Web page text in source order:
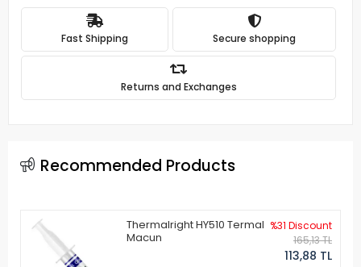
Fast Shipping Secure shopping
Returns and Exchanges
Recommended Products
Thermalright HY510 Termal
Macun
%31 Discount
165,13 TL
113,88 TL